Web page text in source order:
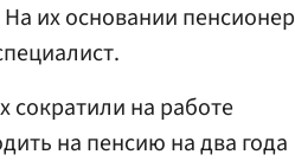
их основании пенсионер
сократили на работе
на пенсию на два года